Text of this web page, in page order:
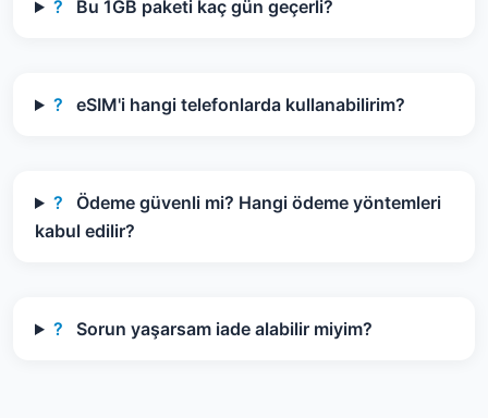
? Bu 1GB paketi kaç gün geçerli?
? eSIM'i hangi telefonlarda kullanabilirim?
?
Ödeme güvenli mi? Hangi ödeme yöntemleri
kabul edilir?
? Sorun yaşarsam iade alabilir miyim?